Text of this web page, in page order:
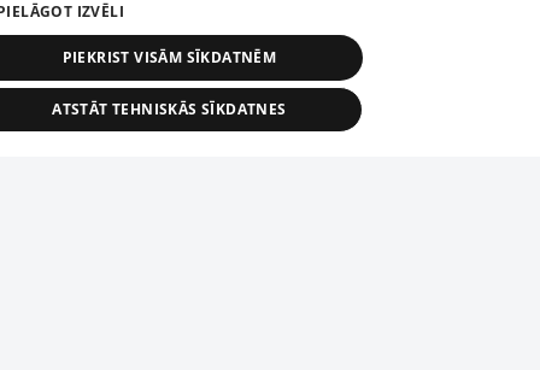
IZVĒLI
PIEKRIST VISĀM SĪKDATNĒM
ATSTĀT TEHNISKĀS SĪKDATNES